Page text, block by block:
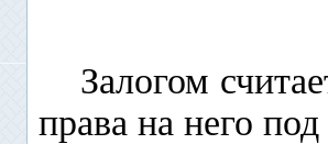
Залогом
права на него под